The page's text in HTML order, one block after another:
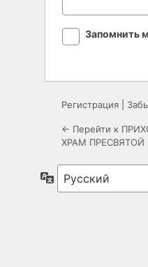
Запомнить
Регистрация
← Перейти к
ХРАМ
Язык